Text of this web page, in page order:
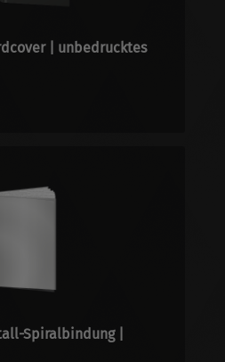
| unbedrucktes
Spiralbindung |